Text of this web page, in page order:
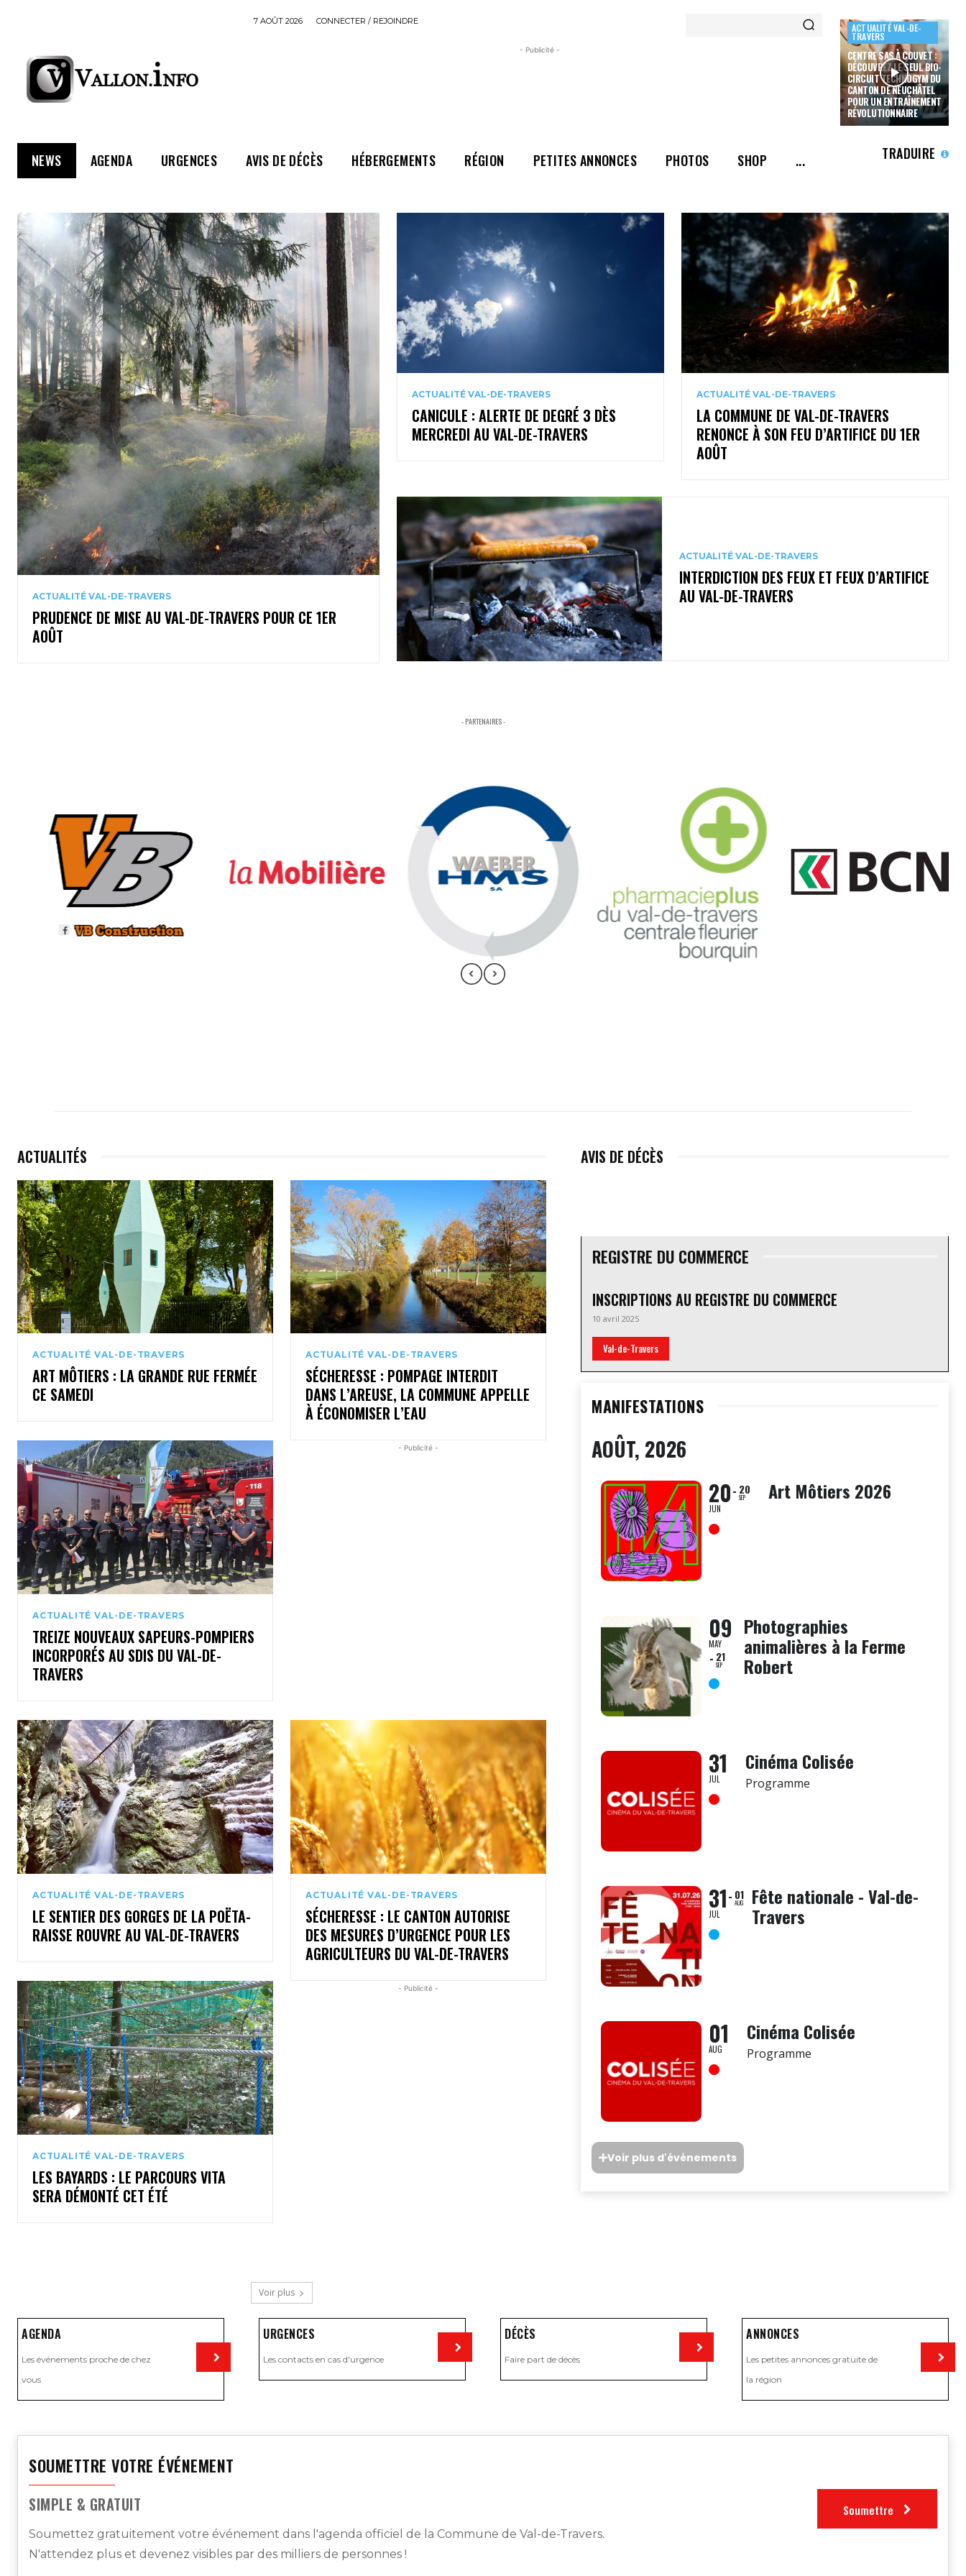
7 AOÛT 2026 CONNECTER / REJOINDRE
- Publicité -
ACTUALITÉ VAL-DE-
TRAVERS
CENTRE SAS À COUVET :
DÉCOUVREZ LE SEUL BIO-
CIRCUIT TECHNOGYM DU
CANTON DE NEUCHÂTEL
POUR UN ENTRAÎNEMENT
RÉVOLUTIONNAIRE
NEWS AGENDA URGENCES AVIS DE DÉCÈS HÉBERGEMENTS RÉGION PETITES ANNONCES PHOTOS SHOP ... TRADUIRE
ACTUALITÉ VAL-DE-TRAVERS
PRUDENCE DE MISE AU VAL-DE-TRAVERS POUR CE 1ER
AOÛT
ACTUALITÉ VAL-DE-TRAVERS
CANICULE : ALERTE DE DEGRÉ 3 DÈS
MERCREDI AU VAL-DE-TRAVERS
ACTUALITÉ VAL-DE-TRAVERS
LA COMMUNE DE VAL-DE-TRAVERS
RENONCE À SON FEU D’ARTIFICE DU 1ER
AOÛT
ACTUALITÉ VAL-DE-TRAVERS
INTERDICTION DES FEUX ET FEUX D’ARTIFICE
AU VAL-DE-TRAVERS
- PARTENAIRES -
ACTUALITÉS
ACTUALITÉ VAL-DE-TRAVERS
ART MÔTIERS : LA GRANDE RUE FERMÉE
CE SAMEDI
ACTUALITÉ VAL-DE-TRAVERS
SÉCHERESSE : POMPAGE INTERDIT
DANS L’AREUSE, LA COMMUNE APPELLE
À ÉCONOMISER L’EAU
ACTUALITÉ VAL-DE-TRAVERS
TREIZE NOUVEAUX SAPEURS-POMPIERS
INCORPORÉS AU SDIS DU VAL-DE-
TRAVERS
- Publicité -
ACTUALITÉ VAL-DE-TRAVERS
LE SENTIER DES GORGES DE LA POËTA-
RAISSE ROUVRE AU VAL-DE-TRAVERS
ACTUALITÉ VAL-DE-TRAVERS
SÉCHERESSE : LE CANTON AUTORISE
DES MESURES D’URGENCE POUR LES
AGRICULTEURS DU VAL-DE-TRAVERS
ACTUALITÉ VAL-DE-TRAVERS
LES BAYARDS : LE PARCOURS VITA
SERA DÉMONTÉ CET ÉTÉ
- Publicité -
Voir plus
AVIS DE DÉCÈS
REGISTRE DU COMMERCE
INSCRIPTIONS AU REGISTRE DU COMMERCE
10 avril 2025
Val-de-Travers
MANIFESTATIONS
AOÛT, 2026
20
JUN
20
SEP Art Môtiers 2026
09
MAY
21
SEP
Photographies
animalières à la Ferme
Robert
31
JUL
Cinéma Colisée
Programme
31
JUL
01
AUG Fête nationale - Val-de-
Travers
01
AUG
Cinéma Colisée
Programme
Voir plus d'événements
AGENDA
Les événements proche de chez
vous
URGENCES
Les contacts en cas d'urgence
DÉCÈS
Faire part de décès
ANNONCES
Les petites annonces gratuite de
la région
SOUMETTRE VOTRE ÉVÉNEMENT
SIMPLE & GRATUIT
Soumettez gratuitement votre événement dans l'agenda officiel de la Commune de Val-de-Travers.
N'attendez plus et devenez visibles par des milliers de personnes !
Soumettre